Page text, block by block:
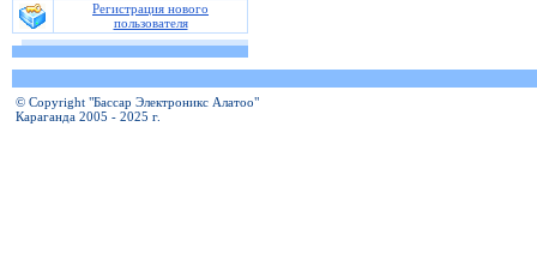
Регистрация нового
пользователя
© Copyright "Бассар Электроникс Алатоо"
Караганда 2005 - 2025 г.